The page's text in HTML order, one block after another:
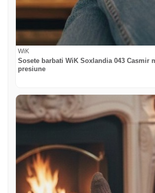
WiK
Sosete barbati WiK Soxlandia 043 Casmir
presiune